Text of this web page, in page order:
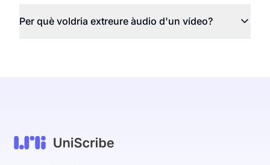
Per què voldria extreure àudio d'un vídeo?